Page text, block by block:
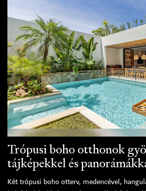
Trópusi boho otthonok
tájképekkel és
Két trópusi boho otterv, medencével,